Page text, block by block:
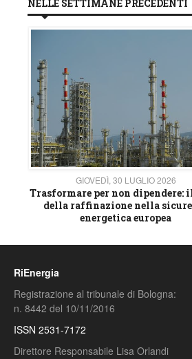
NELLE SETTIMANE PRECEDENTI
GIOVEDÌ, 30 LUGLIO 2026
Trasformare per non dipendere:
della raffinazione nella
energetica europea
RiEnergia
Registrazione al tribunale di Bologna:
n. 8442 del 10/11/2016
ISSN 2531-7172
Direttore Responsabile Lisa Orlandi